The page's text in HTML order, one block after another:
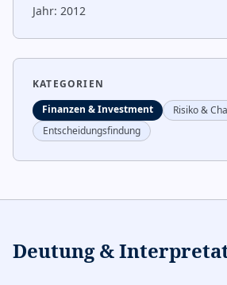
Jahr: 2012
KATEGORIEN
Finanzen & Investment
Risiko &
Entscheidungsfindung
Deutung &